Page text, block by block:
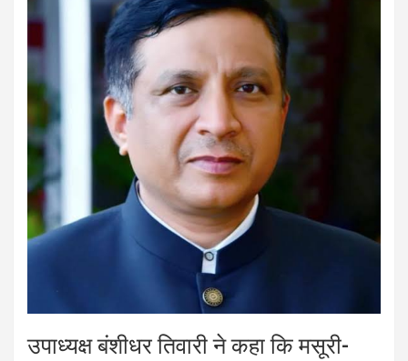
उपाध्यक्ष बंशीधर तिवारी ने कहा कि मसूरी-